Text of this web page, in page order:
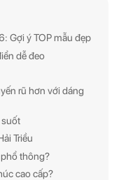
Gợi ý TOP mẫu đẹp
dễ đeo
rũ hơn với dáng
suốt
Triều
thông?
cao cấp?